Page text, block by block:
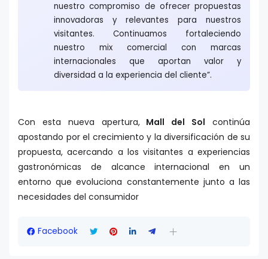
nuestro compromiso de ofrecer propuestas
innovadoras y relevantes para nuestros
visitantes. Continuamos fortaleciendo
nuestro mix comercial con marcas
internacionales que aportan valor y
diversidad a la experiencia del cliente”.
Con esta nueva apertura,Mall del Sol continúa
apostando por el crecimiento y la diversificación de su
propuesta, acercando a los visitantes a experiencias
gastronómicas de alcance internacional en un
entorno que evoluciona constantemente junto a las
necesidades del consumidor
Facebook